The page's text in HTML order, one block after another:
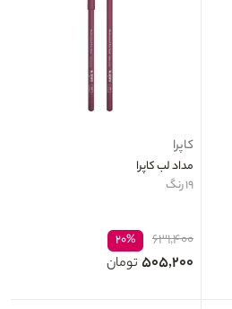
کاپرا
مداد لب کاپرا
۱۹ رنگ
۶۳۱,۴۰۰ ۲۰%
۵۰۵,۲۰۰ تومان